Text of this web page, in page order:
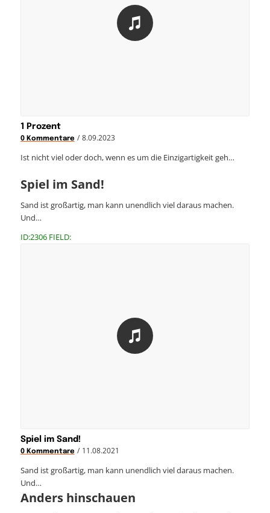
1 Prozent
0 Kommentare / 8.09.2023
Ist nicht viel oder doch, wenn es um die Einzigartigkeit geh…
Spiel im Sand!
Sand ist großartig, man kann unendlich viel daraus machen.
Und…
ID:2306 FIELD:
Spiel im Sand!
0 Kommentare / 11.08.2021
Sand ist großartig, man kann unendlich viel daraus machen.
Und…
Anders hinschauen